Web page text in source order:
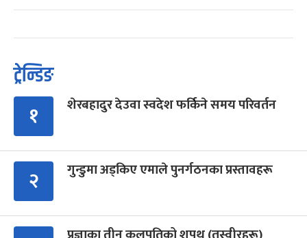
ट्रेन्डिङ
१ शेरबहादुर देउवा स्वदेश फर्किने समय परिवर्तन
२ गुन्डुमा अड्किए एमाले पुनर्गठनका प्रस्तावहरू